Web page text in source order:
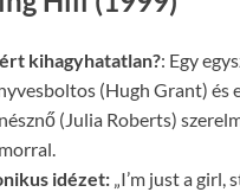
kihagyhatatlan?: Egy
(Hugh Grant) és
(Julia Roberts)
idézet: „I’m just a